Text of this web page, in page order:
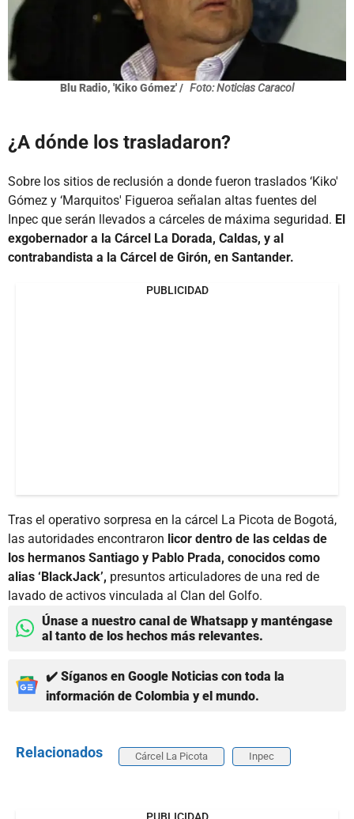
Blu Radio, 'Kiko Gómez' / Foto: Noticias Caracol
¿A dónde los trasladaron?
Sobre los sitios de reclusión a donde fueron traslados ‘Kiko'
Gómez y ‘Marquitos' Figueroa señalan altas fuentes del
Inpec que serán llevados a cárceles de máxima seguridad. El
exgobernador a la Cárcel La Dorada, Caldas, y al
contrabandista a la Cárcel de Girón, en Santander.
PUBLICIDAD
Tras el operativo sorpresa en la cárcel La Picota de Bogotá,
las autoridades encontraron licor dentro de las celdas de
los hermanos Santiago y Pablo Prada, conocidos como
alias ‘BlackJack’, presuntos articuladores de una red de
lavado de activos vinculada al Clan del Golfo.
Únase a nuestro canal de Whatsapp y manténgase
al tanto de los hechos más relevantes.
✔️ Síganos en Google Noticias con toda la
información de Colombia y el mundo.
Relacionados Cárcel La Picota Inpec
PUBLICIDAD